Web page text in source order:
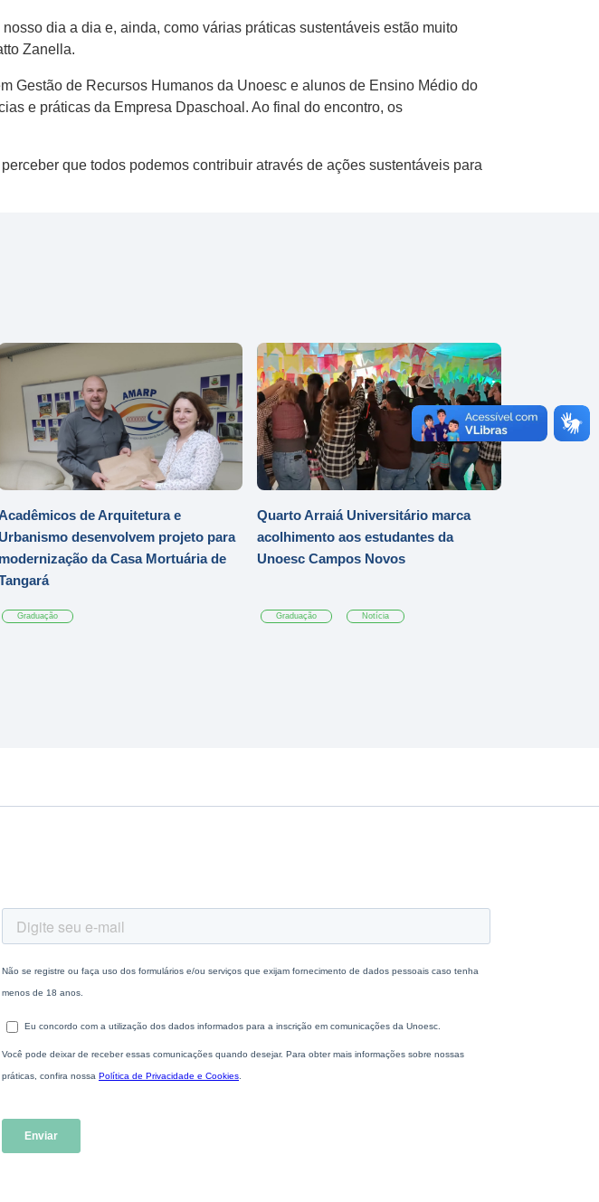
dia a dia e, ainda, como várias práticas sustentáveis estão muito
Zanella.
Gestão de Recursos Humanos da Unoesc e alunos de Ensino Médio do
e práticas da Empresa Dpaschoal. Ao final do encontro, os
que todos podemos contribuir através de ações sustentáveis para
de Arquitetura e
Urbanismo desenvolvem projeto para
modernização da Casa Mortuária de
Graduação
Quarto Arraiá Universitário marca
acolhimento aos estudantes da
Unoesc Campos Novos
Graduação Notícia